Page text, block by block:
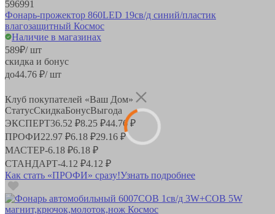
596991
Фонарь-прожектор 860LED 19св/д синий/пластик
влагозащитный Космос
Наличие в магазинах
589₽/ шт
скидка и бонус
до44.76 ₽/ шт
Клуб покупателей «Ваш Дом»
СтатусСкидкаБонусВыгода
ЭКСПЕРТ36.52 ₽8.25 ₽44.76 ₽
ПРОФИ22.97 ₽6.18 ₽29.16 ₽
МАСТЕР-6.18 ₽6.18 ₽
СТАНДАРТ-4.12 ₽4.12 ₽
Как стать «ПРОФИ» сразу!Узнать подробнее